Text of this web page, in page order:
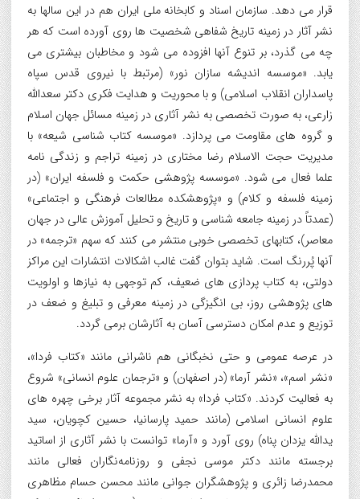
قرار می دهد. سازمان اسناد و کابخانه ملی ایران هم در این سالها به
نشر آثار در زمینه تاریخ شفاهی شخصیت ها روی آورده است که هر
چه می گذرد، بر تنوع آنها افزوده می شود و مخاطبان بیشتری می
یابد. «موسسه اندیشه سازان نور» (مرتبط با نیروی قدس سپاه
پاسداران انقلاب اسلامی) و با محوریت و هدایت فکری دکتر سعدالله
زارعی، به صورت تخصصی به نشر آثاری در زمینه مسائل جهان اسلام
و گروه های مقاومت می پردازد. «موسسه کتاب شناسی شیعه» با
مدیریت حجت الاسلام رضا مختاری در زمینه تراجم و زندگی نامه
علما فعال می شود. «موسسه پژوهشی حکمت و فلسفه ایران» (در
زمینه فلسفه و کلام) و «پژوهشکده مطالعات فرهنگی و اجتماعی»
(عمدتاً در زمینه جامعه شناسی و تاریخ و تحلیل آموزش عالی در جهان
معاصر)، کتابهای تخصصی خوبی منتشر می کنند که سهم «ترجمه» در
آنها پُررنگ است. شاید بتوان گفت غالب اشکالات انتشارات این مراکز
دولتی، به کتاب پردازی های ضعیف، کم توجهی به نیازها و اولویت
های پژوهشی روز، بی انگیزگی در زمینه معرفی و تبلیغ و ضعف در
توزیع و عدم امکان دسترسی آسان به آثارشان برمی گردد.
در عرصه عمومی و حتی نخبگانی هم ناشرانی مانند «کتاب فردا»،
«نشر اسم»، «نشر آرما» (در اصفهان) و «ترجمان علوم انسانی» شروع
به فعالیت کردند. «کتاب فردا» به نشر مجموعه آثار برخی چهره های
علوم انسانی اسلامی (مانند حمید پارسانیا، حسین کچویان، سید
یدالله یزدان پناه) روی آورد و «آرما» توانست با نشر آثاری از اساتید
برجسته مانند دکتر موسی نجفی و روزنامه‌نگاران فعالی مانند
محمدرضا زائری و پژوهشگران جوانی مانند محسن حسام مظاهری